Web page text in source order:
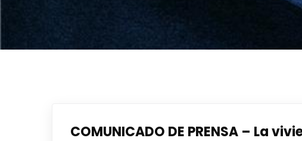
COMUNICADO DE PRENSA – La